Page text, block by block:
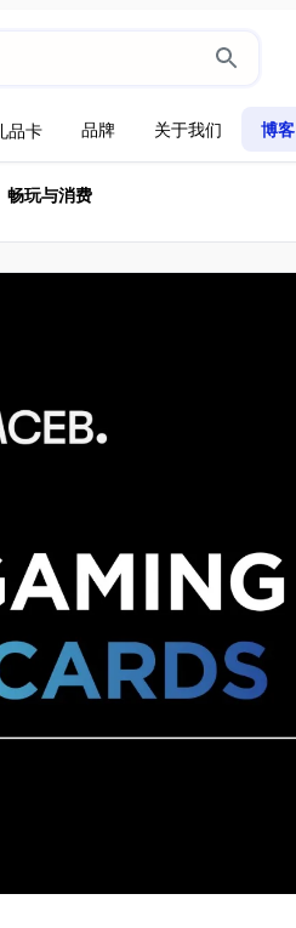
品卡 品牌 关于我们 博客
畅玩与消费